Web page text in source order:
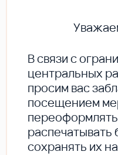
В cвязи с
центральных
просим вас
посещением
распечатывать
сохранять их